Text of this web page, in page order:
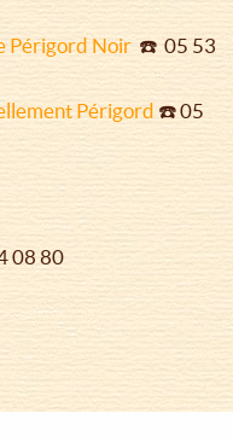
Périgord Noir ☎️ 05 53
Périgord ☎️ 05
08 80